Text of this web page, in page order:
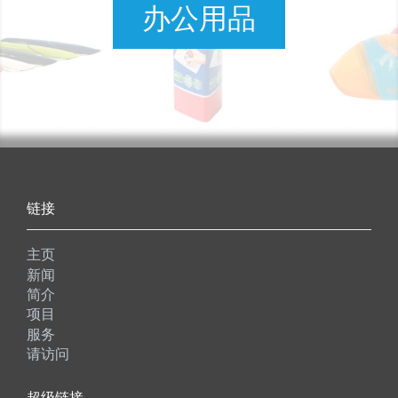
办公用品
链接
主页
新闻
简介
项目
服务
请访问